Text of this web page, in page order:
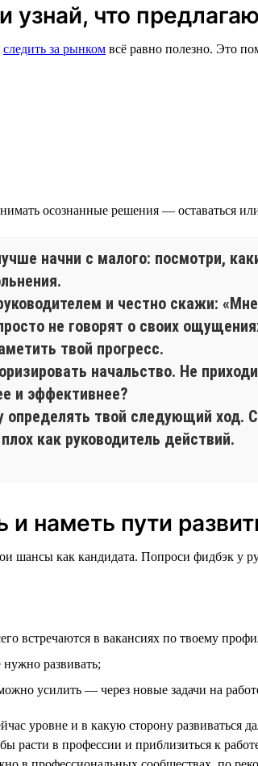
узнай, что
следить за рынком всё равно полезно. Это
осознанные решения — оставаться
начни с малого: посмотри,
и честно скажи:
не говорят о своих
твой прогресс.
начальство. Не
и эффективнее?
определять твой следующий
как руководитель действий.
наметь пути
шансы как кандидата. Попроси фидбэк
встречаются в вакансиях по твоему
нужно развивать;
усилить — через новые задачи на
уровне и в какую сторону
расти в профессии и приблизиться к